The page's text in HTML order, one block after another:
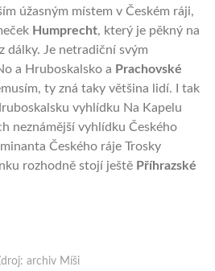
úžasným místem v Českém ráji,
Humprecht, který je pěkný na
dálky. Je netradiční svým
a Hruboskalsko a Prachovské
ty zná taky většina lidí. I tak
vyhlídku Na Kapelu
neznámější vyhlídku Českého
Českého ráje Trosky
rozhodně stojí ještě Příhrazské
archiv Míši